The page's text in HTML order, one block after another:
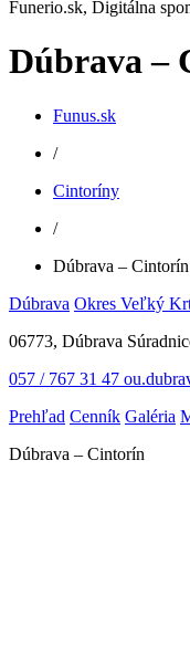
Dúbrava –
Funus.sk
/
Cintoríny
/
Dúbrava – Cintorín
Dúbrava Okres Veľký
06773, Dúbrava
057 / 767 31 47
Prehľad Cenník Galéria
Dúbrava – Cintorín